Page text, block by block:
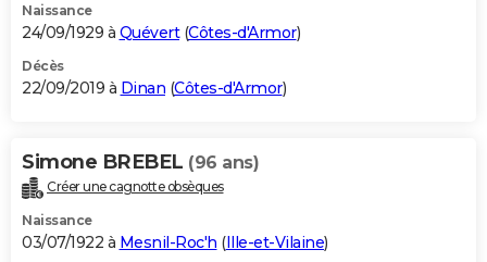
Naissance
24/09/1929 à Quévert(Côtes-d'Armor)
Décès
22/09/2019 à Dinan (Côtes-d'Armor)
Simone BREBEL (96 ans)
Créer une cagnotte obsèques
Naissance
03/07/1922 à Mesnil-Roc'h (Ille-et-Vilaine)